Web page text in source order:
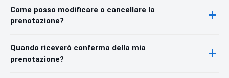
Come posso modificare o cancellare la
prenotazione?
Quando riceverò conferma della mia
prenotazione?